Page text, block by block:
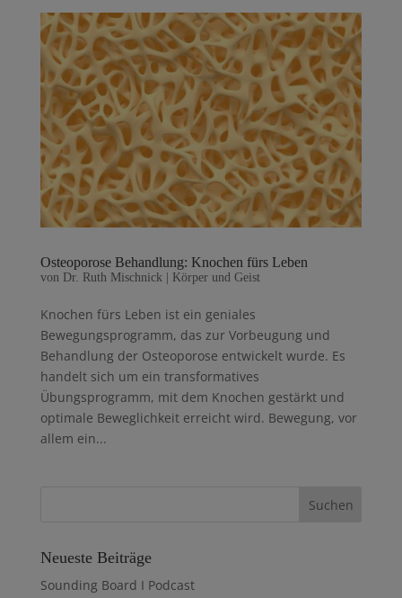
Osteoporose Behandlung: Knochen fürs Leben
von Dr. Ruth Mischnick| Körper und Geist
Knochen fürs Leben ist ein geniales
Bewegungsprogramm, das zur Vorbeugung und
Behandlung der Osteoporose entwickelt wurde. Es
handelt sich um ein transformatives
Übungsprogramm, mit dem Knochen gestärkt und
optimale Beweglichkeit erreicht wird. Bewegung, vor
allem ein...
Neueste Beiträge
Sounding Board I Podcast